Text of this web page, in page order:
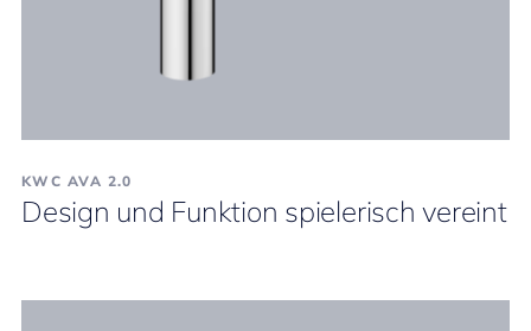
KWC AVA 2.0
Design und Funktion spielerisch vereint